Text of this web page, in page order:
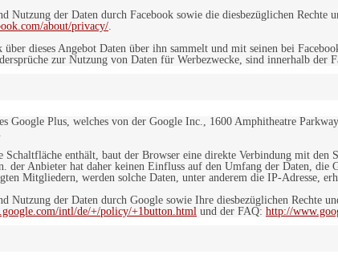
Nutzung der Daten durch Facebook sowie die diesbezüglichen
about/privacy/.
dieses Angebot Daten über ihn sammelt und mit seinen bei
zur Nutzung von Daten für Werbezwecke, sind innerhalb der
Google Plus, welches von der Google Inc., 1600 Amphitheatre
Schaltfläche enthält, baut der Browser eine direkte Verbindung mit
der Anbieter hat daher keinen Einfluss auf den Umfang der Daten,
Mitgliedern, werden solche Daten, unter anderem die IP-Adresse,
Nutzung der Daten durch Google sowie Ihre diesbezüglichen Rechte
intl/de/+/policy/+1button.html und der FAQ: http://